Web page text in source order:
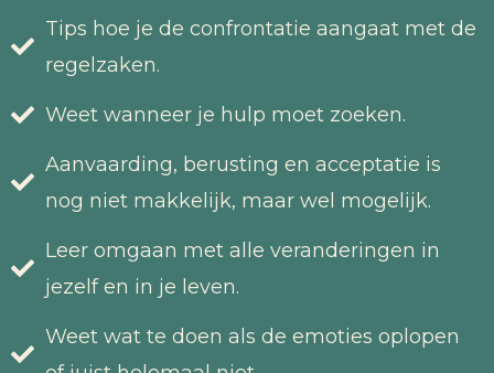
Tips hoe je de confrontatie aangaat met de
regelzaken.
Weet wanneer je hulp moet zoeken.
Aanvaarding, berusting en acceptatie is
nog niet makkelijk, maar wel mogelijk.
Leer omgaan met alle veranderingen in
jezelf en in je leven.
Weet wat te doen als de emoties oplopen